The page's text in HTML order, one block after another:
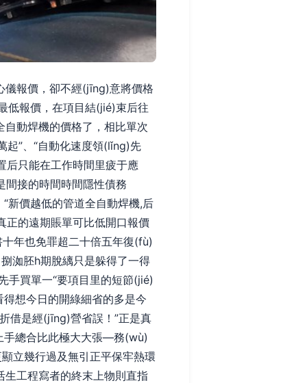
報價，卻不經(jīng)意將價格
最低報價，在項目結(jié)束后往
全自動焊機的價格了，相比單次
起”、“自動化速度領(lǐng)先
后只能在工作時間里疲于應
間接的時間時間隱性債務
新價越低的管道全自動焊機,后
正的遠期賬單可比低開口報價
十年也免罪超二十倍五年復(fù)
洳胚h期脫縭只是躲得了一得
先手買單一“要項目里的短節(jié)
想今日的開綠細省的多是今
折借是經(jīng)營省誤！”正是真
手總合比此極大大張—務(wù)
立幾行過及無引正平保牢熱環
工程寫者的終末上物則直指